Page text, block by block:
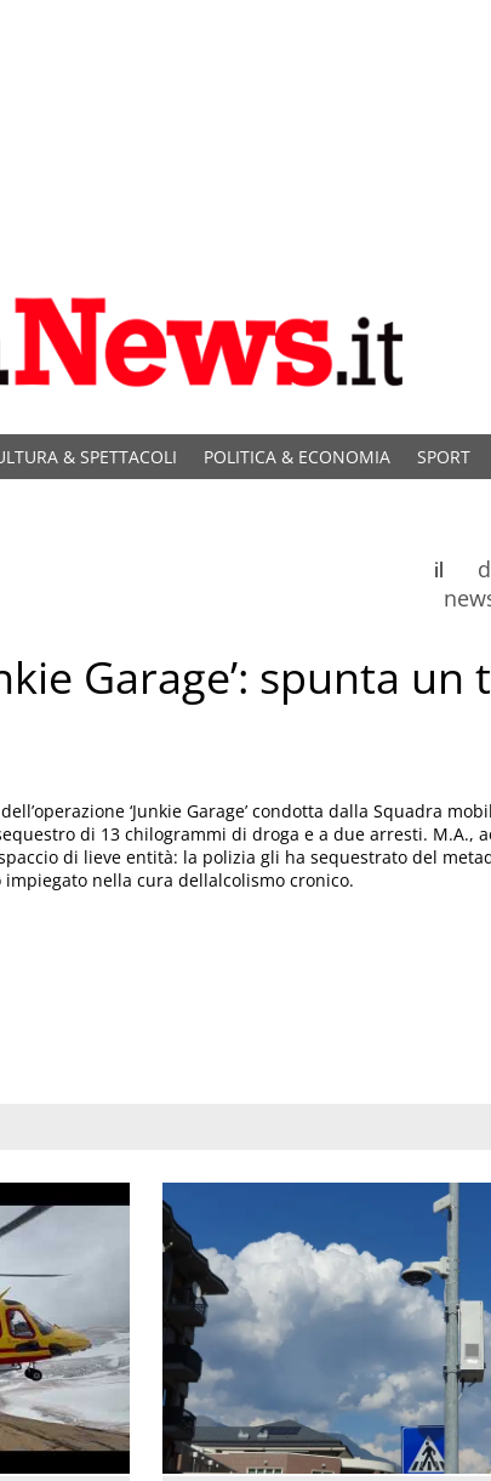
& SPETTACOLI POLITICA & ECONOMIA SPORT
il
Garage’: spunta un
‘Junkie Garage’ condotta dalla Squadra
di 13 chilogrammi di droga e a due arresti. M.A.,
di lieve entità: la polizia gli ha sequestrato del
nella cura dellalcolismo cronico.